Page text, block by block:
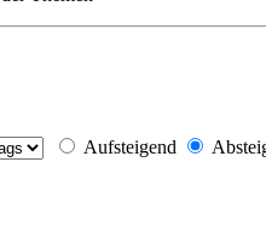
Aufsteigend